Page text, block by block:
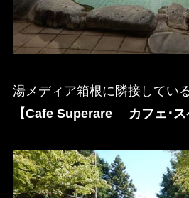
湯メディア箱根に隣接してい
【Cafe Superare カフェ･ス